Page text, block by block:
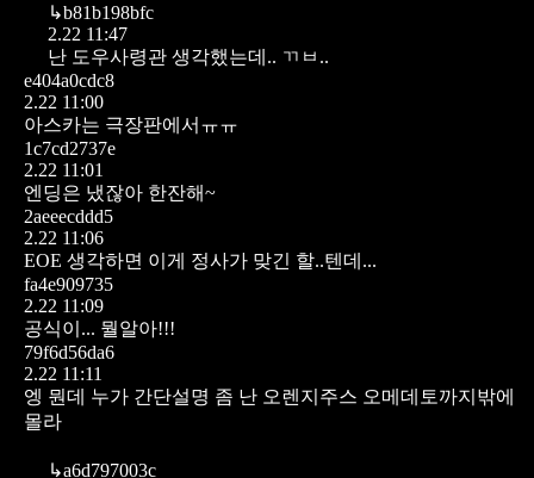
↳b81b198bfc
2.22 11:47
난 도우사령관 생각했는데.. ㄲㅂ..
e404a0cdc8
2.22 11:00
아스카는 극장판에서ㅠㅠ
1c7cd2737e
2.22 11:01
엔딩은 냈잖아 한잔해~
2aeeecddd5
2.22 11:06
EOE 생각하면 이게 정사가 맞긴 할..텐데...
fa4e909735
2.22 11:09
공식이... 뭘알아!!!
79f6d56da6
2.22 11:11
엥 뭔데 누가 간단설명 좀 난 오렌지주스 오메데토까지밖에
몰라
↳a6d797003c